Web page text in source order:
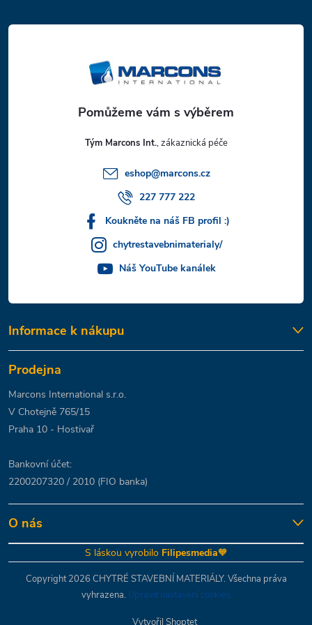
á
Tým Marcons Int.
eshop@marcons.cz
227 777 222
Koukněte na náš FB profil :)
chytrestavebnimaterialy/
Náš YouTube kanálek
Informace k nákupu
Prodejna
Marcons International s.r.o.
V Chotejně 765/15
Praha 10 - Hostivař
Bankovní účet:
2200207320 / 2010 (FIO banka)
O nás
S láskou vyrobilo Filipesmedia🧡
Vytvořil Shoptet
Copyright 2026 CHYTRÉ STAVEBNÍ MATERIÁLY. Všechna práva
vyhrazena. Upravit nastavení cookies